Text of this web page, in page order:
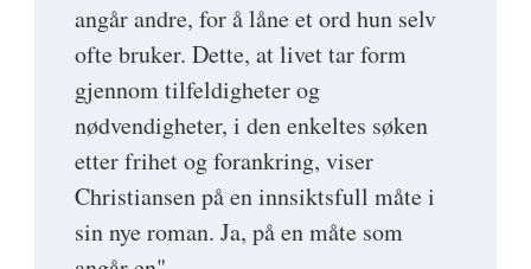
angår andre, for å låne et ord hun selv
ofte bruker. Dette, at livet tar form
gjennom tilfeldigheter og
nødvendigheter, i den enkeltes søken
etter frihet og forankring, viser
Christiansen på en innsiktsfull måte i
sin nye roman. Ja, på en måte som